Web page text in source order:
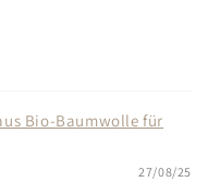
Bio-Baumwolle für
27/08/25